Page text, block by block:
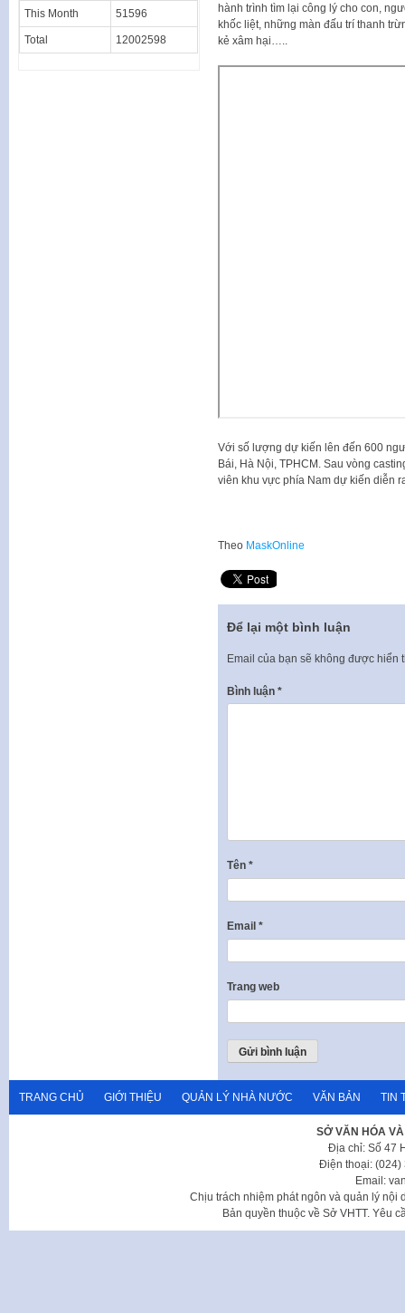
hành trình tìm lại công lý cho con,
khốc liệt, những màn đấu trí thanh
kẻ xâm hại…..
Với số lượng dự kiến lên đến 600
Bái, Hà Nội, TPHCM. Sau vòng
viên khu vực phía Nam dự kiến diễn
Theo MaskOnline
Để lại một bình luận
Email của bạn sẽ không được hiển
Bình luận *
Tên *
Email *
Trang web
This Month 51596
Total 12002598
TRANG CHỦ GIỚI THIỆU QUẢN LÝ NHÀ NƯỚC VĂN BẢN TIN
SỞ VĂN HÓA
Địa chỉ: Số 47
Điện thoại: (024)
Email:
Chịu trách nhiệm phát ngôn và quản lý nội
Bản quyền thuộc về Sở VHTT. Yêu